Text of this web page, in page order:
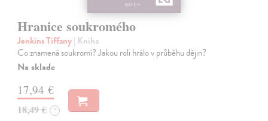
Hranice soukromého
Jenkins Tiffany| Kniha
Co znamená soukromí? Jakou roli hrálo v průběhu dějin?
Na sklade
17,94 €
18,49 € ?